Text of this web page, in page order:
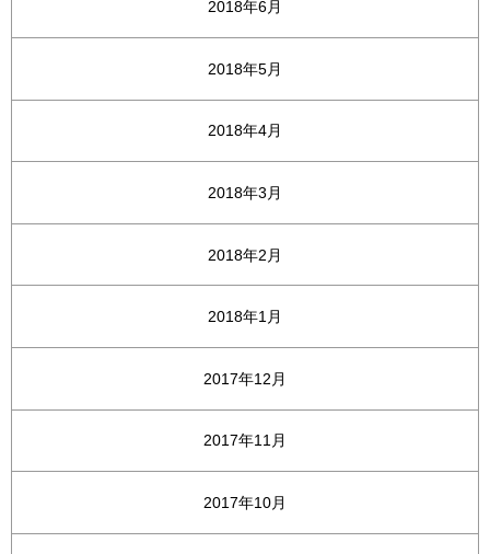
2018年6月
2018年5月
2018年4月
2018年3月
2018年2月
2018年1月
2017年12月
2017年11月
2017年10月